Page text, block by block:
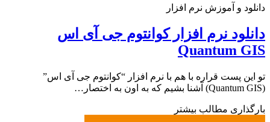
و آموزش نرم افزار
نرم افزار کوانتوم جی آی اس
Quantum
پست قراره با هم با نرم افزار “کوانتوم جی آی اس”
مطالب بیشتر